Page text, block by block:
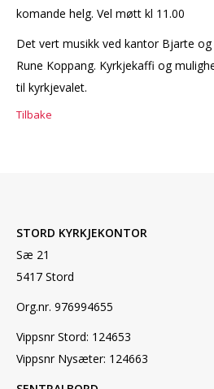
komande helg. Vel møtt kl 11.00
Det vert musikk ved kantor Bjarte
Rune Koppang. Kyrkjekaffi og
til kyrkjevalet.
Tilbake
STORD KYRKJEKONTOR
Sæ 21
5417 Stord
Org.nr. 976994655
Vippsnr Stord: 124653
Vippsnr Nysæter: 124663